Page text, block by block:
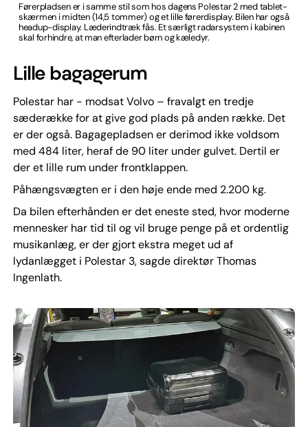
Førerpladsen er i samme stil som hos dagens Polestar 2 med tablet-
skærmen i midten (14,5 tommer) og et lille førerdisplay. Bilen har også
headup-display. Læderindtræk fås. Et særligt radarsystem i kabinen
skal forhindre, at man efterlader børn og kæledyr.
Lille bagagerum
Polestar har - modsat Volvo – fravalgt en tredje
sæderække for at give god plads på anden række. Det
er der også. Bagagepladsen er derimod ikke voldsom
med 484 liter, heraf de 90 liter under gulvet. Dertil er
der et lille rum under frontklappen.
Påhængsvægten er i den høje ende med 2.200 kg.
Da bilen efterhånden er det eneste sted, hvor moderne
mennesker har tid til og vil bruge penge på et ordentlig
musikanlæg, er der gjort ekstra meget ud af
lydanlægget i Polestar 3, sagde direktør Thomas
Ingenlath.